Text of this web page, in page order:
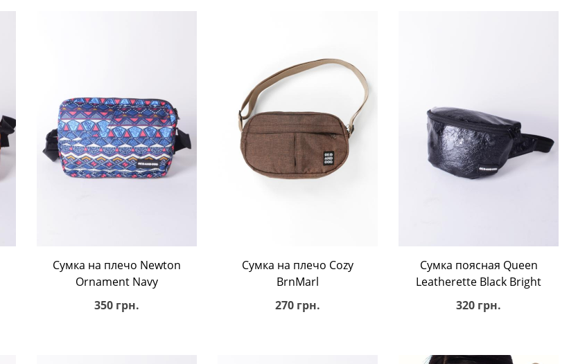
В корзину
Сумка на плечо Newton
Ornament Navy
350 грн.
В корзину
Сумка на плечо Cozy
BrnMarl
270 грн.
В корзину
Сумка поясная Queen
Leatherette Black Bright
320 грн.